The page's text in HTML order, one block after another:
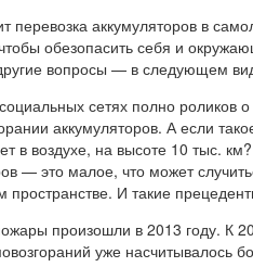
перевозка аккумуляторов в
обезопасить себя и
вопросы — в следующем
сетях полно роликов о
аккумуляторов. А если
в воздухе, на высоте 10 тыс.
— это малое, что может
пространстве. И такие
произошли в 2013 году. К
уже насчитывалось